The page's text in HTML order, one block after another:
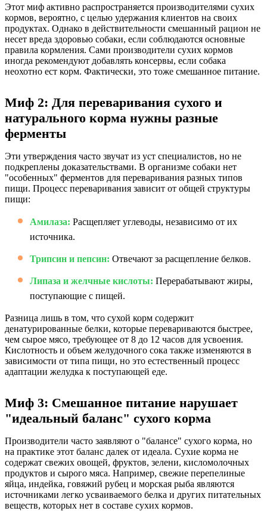
Этот миф активно распространяется производителями сухих
кормов, вероятно, с целью удержания клиентов на своих
продуктах. Однако в действительности смешанный рацион не
несет вреда здоровью собаки, если соблюдаются основные
правила кормления. Сами производители сухих кормов
иногда рекомендуют добавлять консервы, если собака
неохотно ест корм. Фактически, это тоже смешанное питание.
Миф 2: Для переваривания сухого и
натурального корма нужны разные
ферменты
Эти утверждения часто звучат из уст специалистов, но не
подкреплены доказательствами. В организме собаки нет
"особенных" ферментов для переваривания разных типов
пищи. Процесс переваривания зависит от общей структуры
пищи:
Амилаза: Расщепляет углеводы, независимо от их
источника.
Трипсин и пепсин: Отвечают за расщепление белков.
Липаза и желчные кислоты: Перерабатывают жиры,
поступающие с пищей.
Разница лишь в том, что сухой корм содержит
денатурированные белки, которые перевариваются быстрее,
чем сырое мясо, требующее от 8 до 12 часов для усвоения.
Кислотность и объем желудочного сока также изменяются в
зависимости от типа пищи, но это естественный процесс
адаптации желудка к поступающей еде.
Миф 3: Смешанное питание нарушает
"идеальный баланс" сухого корма
Производители часто заявляют о "балансе" сухого корма, но
на практике этот баланс далек от идеала. Сухие корма не
содержат свежих овощей, фруктов, зелени, кисломолочных
продуктов и сырого мяса. Например, свежие перепелиные
яйца, индейка, говяжий рубец и морская рыба являются
источниками легко усваиваемого белка и других питательных
веществ, которых нет в составе сухих кормов.